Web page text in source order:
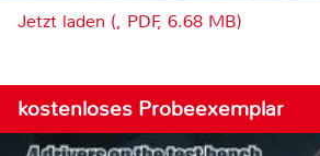
Jetzt laden (, PDF, 6.68 MB)
kostenloses Probeexemplar